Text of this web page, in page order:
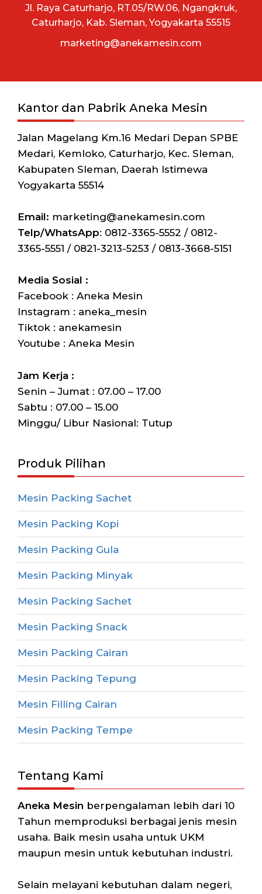
Jl. Raya Caturharjo, RT.05/RW.06, Ngangkruk,
Caturharjo, Kab. Sleman, Yogyakarta 55515
marketing@anekamesin.com
Kantor dan Pabrik Aneka Mesin
Jalan Magelang Km.16 Medari Depan SPBE
Medari, Kemloko, Caturharjo, Kec. Sleman,
Kabupaten Sleman, Daerah Istimewa
Yogyakarta 55514
Email: marketing@anekamesin.com
Telp/WhatsApp: 0812-3365-5552 / 0812-
3365-5551 / 0821-3213-5253 / 0813-3668-5151
Media Sosial :
Facebook : Aneka Mesin
Instagram : aneka_mesin
Tiktok : anekamesin
Youtube : Aneka Mesin
Jam Kerja :
Senin – Jumat : 07.00 – 17.00
Sabtu : 07.00 – 15.00
Minggu/ Libur Nasional: Tutup
Produk Pilihan
Mesin Packing Sachet
Mesin Packing Kopi
Mesin Packing Gula
Mesin Packing Minyak
Mesin Packing Sachet
Mesin Packing Snack
Mesin Packing Cairan
Mesin Packing Tepung
Mesin Filling Cairan
Mesin Packing Tempe
Tentang Kami
Aneka Mesin berpengalaman lebih dari 10
Tahun memproduksi berbagai jenis mesin
usaha. Baik mesin usaha untuk UKM
maupun mesin untuk kebutuhan industri.
Selain melayani kebutuhan dalam negeri,